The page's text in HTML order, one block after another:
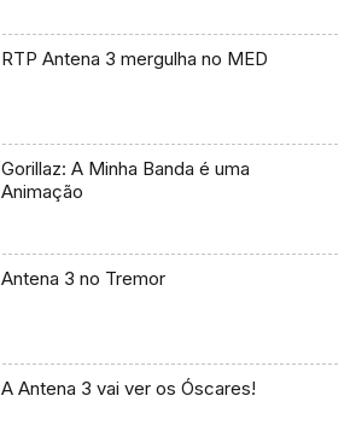
RTP Antena 3 mergulha no MED
Gorillaz: A Minha Banda é uma
Animação
Antena 3 no Tremor
A Antena 3 vai ver os Óscares!